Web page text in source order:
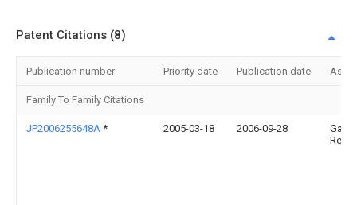
Patent Citations (8)
Publication number Priority date Publication date
Family To Family Citations
JP2006255648A * 2005-03-18 2006-09-28
Ga-